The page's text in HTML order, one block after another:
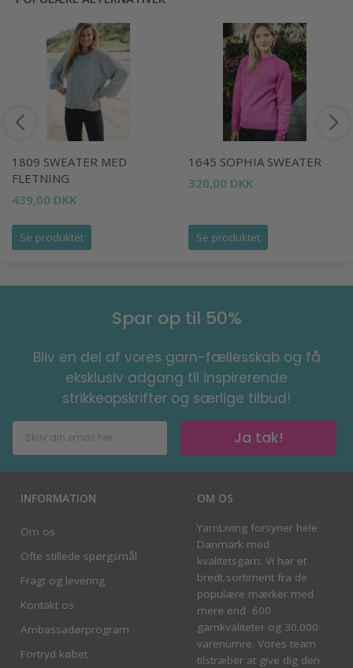
1809 SWEATER MED
FLETNING
439,00 DKK
Se produktet
1645 SOPHIA SWEATER
320,00 DKK
Se produktet
Spar op til 50%
Bliv en del af vores garn-fællesskab og få
eksklusiv adgang til inspirerende
strikkeopskrifter og særlige tilbud!
Ja tak!
INFORMATION
Om os
Ofte stillede spørgsmål
Fragt og levering
Kontakt os
Ambassadørprogram
Fortryd købet
OM OS
YarnLiving forsyner hele
Danmark med
kvalitetsgarn. Vi har et
bredt sortiment fra de
populære mærker med
mere end 600
garnkvaliteter og 30.000
varenumre. Vores team
tilstræber at give dig den